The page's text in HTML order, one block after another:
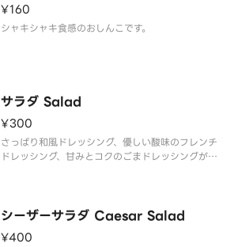
¥160
シャキシャキ食感のおしんこです。
サラダ Salad
¥300
さっぱり和風ドレッシング、優しい酸味のフレンチ
ドレッシング、甘みとコクのごまドレッシングが選
シーザーサラダ Caesar Salad
¥400